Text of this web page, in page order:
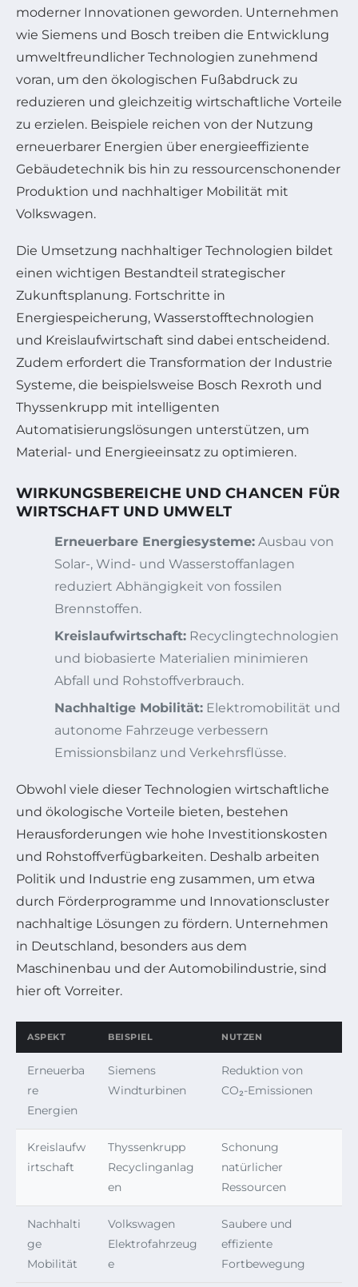
moderner Innovationen geworden. Unternehmen
wie Siemens und Bosch treiben die Entwicklung
umweltfreundlicher Technologien zunehmend
voran, um den ökologischen Fußabdruck zu
reduzieren und gleichzeitig wirtschaftliche Vorteile
zu erzielen. Beispiele reichen von der Nutzung
erneuerbarer Energien über energieeffiziente
Gebäudetechnik bis hin zu ressourcenschonender
Produktion und nachhaltiger Mobilität mit
Volkswagen.
Die Umsetzung nachhaltiger Technologien bildet
einen wichtigen Bestandteil strategischer
Zukunftsplanung. Fortschritte in
Energiespeicherung, Wasserstofftechnologien
und Kreislaufwirtschaft sind dabei entscheidend.
Zudem erfordert die Transformation der Industrie
Systeme, die beispielsweise Bosch Rexroth und
Thyssenkrupp mit intelligenten
Automatisierungslösungen unterstützen, um
Material- und Energieeinsatz zu optimieren.
WIRKUNGSBEREICHE UND CHANCEN FÜR
WIRTSCHAFT UND UMWELT
Erneuerbare Energiesysteme: Ausbau von
Solar-, Wind- und Wasserstoffanlagen
reduziert Abhängigkeit von fossilen
Brennstoffen.
Kreislaufwirtschaft: Recyclingtechnologien
und biobasierte Materialien minimieren
Abfall und Rohstoffverbrauch.
Nachhaltige Mobilität: Elektromobilität und
autonome Fahrzeuge verbessern
Emissionsbilanz und Verkehrsflüsse.
Obwohl viele dieser Technologien wirtschaftliche
und ökologische Vorteile bieten, bestehen
Herausforderungen wie hohe Investitionskosten
und Rohstoffverfügbarkeiten. Deshalb arbeiten
Politik und Industrie eng zusammen, um etwa
durch Förderprogramme und Innovationscluster
nachhaltige Lösungen zu fördern. Unternehmen
in Deutschland, besonders aus dem
Maschinenbau und der Automobilindustrie, sind
hier oft Vorreiter.
ASPEKT BEISPIEL NUTZEN
Erneuerba
re
Energien
Siemens
Windturbinen
Reduktion von
CO₂-Emissionen
Kreislaufw
irtschaft
Thyssenkrupp
Recyclinganlag
en
Schonung
natürlicher
Ressourcen
Nachhalti
ge
Mobilität
Volkswagen
Elektrofahrzeug
e
Saubere und
effiziente
Fortbewegung